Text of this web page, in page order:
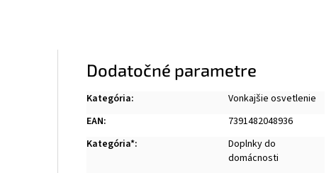
Dodatočné parametre
Kategória:
Vonkajšie osvetlenie
EAN:
7391482048936
Kategória*:
Doplnky do
domácnosti